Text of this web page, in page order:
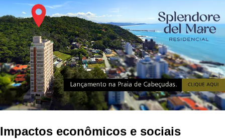
Impactos econômicos e sociais